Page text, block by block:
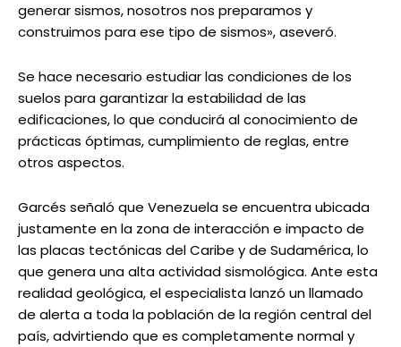
generar sismos, nosotros nos preparamos y
construimos para ese tipo de sismos», aseveró.
Se hace necesario estudiar las condiciones de los
suelos para garantizar la estabilidad de las
edificaciones, lo que conducirá al conocimiento de
prácticas óptimas, cumplimiento de reglas, entre
otros aspectos.
Garcés señaló que Venezuela se encuentra ubicada
justamente en la zona de interacción e impacto de
las placas tectónicas del Caribe y de Sudamérica, lo
que genera una alta actividad sismológica. Ante esta
realidad geológica, el especialista lanzó un llamado
de alerta a toda la población de la región central del
país, advirtiendo que es completamente normal y